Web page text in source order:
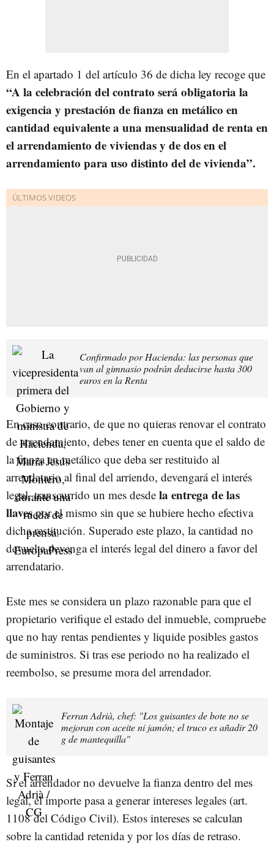
En el apartado 1 del artículo 36 de dicha ley recoge que
“A la celebración del contrato será obligatoria la
exigencia y prestación de fianza en metálico en
cantidad equivalente a una mensualidad de renta en
el arrendamiento de viviendas y de dos en el
arrendamiento para uso distinto del de vivienda”.
Confirmado por Hacienda: las personas que
van al gimnasio podrán deducirse hasta 300
euros en la Renta
En caso contrario, de que no quieras renovar el contrato
de arrendamiento, debes tener en cuenta que el saldo de
la fianza en metálico que deba ser restituido al
arrendatario al final del arriendo, devengará el interés
legal, transcurrido un mes desde la entrega de las
llavespor el mismo sin que se hubiere hecho efectiva
dicha restitución. Superado este plazo, la cantidad no
devuelta devenga el interés legal del dinero a favor del
arrendatario.
Este mes se considera un plazo razonable para que el
propietario verifique el estado del inmueble, compruebe
que no hay rentas pendientes y liquide posibles gastos
de suministros. Si tras ese periodo no ha realizado el
reembolso, se presume mora del arrendador.
Ferran Adrià, chef: "Los guisantes de bote no se
mejoran con aceite ni jamón; el truco es añadir 20
g de mantequilla"
Si el arrendador no devuelve la fianza dentro del mes
legal, el importe pasa a generar intereses legales (art.
1108 del Código Civil). Estos intereses se calculan
sobre la cantidad retenida y por los días de retraso.